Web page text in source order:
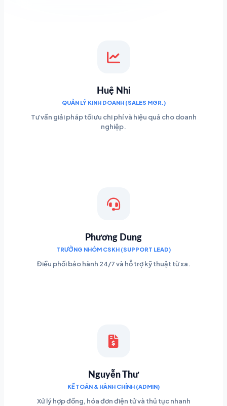
Huệ Nhi
QUẢN LÝ KINH DOANH (SALES MGR.)
Tư vấn giải pháp tối ưu chi phí và hiệu quả cho doanh
nghiệp.
Phương Dung
TRƯỞNG NHÓM CSKH (SUPPORT LEAD)
Điều phối bảo hành 24/7 và hỗ trợ kỹ thuật từ xa.
Nguyễn Thư
KẾ TOÁN & HÀNH CHÍNH (ADMIN)
Xử lý hợp đồng, hóa đơn điện tử và thủ tục nhanh